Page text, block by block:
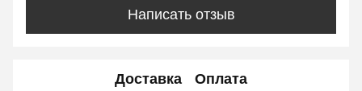
Написать отзыв
Доставка Оплата